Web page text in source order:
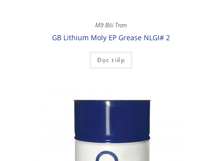
Mỡ Bôi Trơn
GB Lithium Moly EP Grease NLGI# 2
Đọc tiếp